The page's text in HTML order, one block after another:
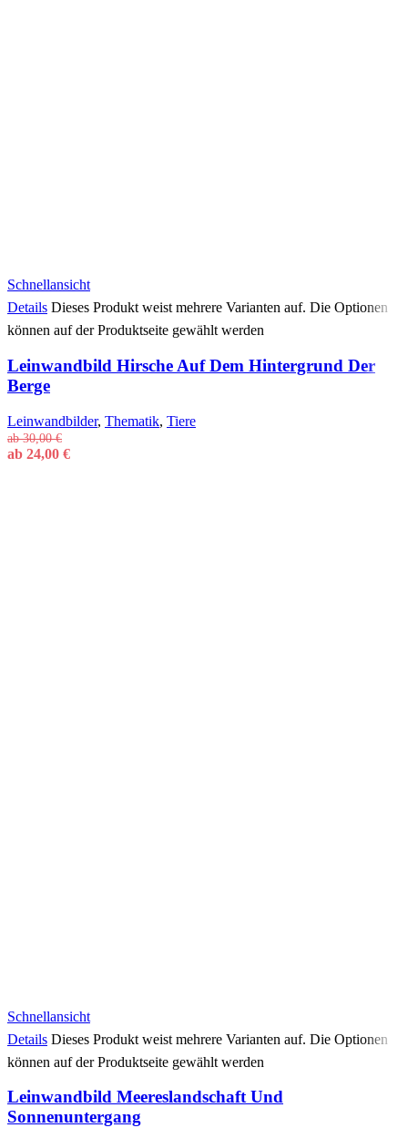
Schnellansicht
Details Dieses Produkt weist mehrere Varianten auf. Die Optionen
können auf der Produktseite gewählt werden
Leinwandbild Hirsche Auf Dem Hintergrund Der
Berge
Leinwandbilder, Thematik, Tiere
ab30,00€
ab 24,00 €
Schnellansicht
Details Dieses Produkt weist mehrere Varianten auf. Die Optionen
können auf der Produktseite gewählt werden
Leinwandbild Meereslandschaft Und
Sonnenuntergang